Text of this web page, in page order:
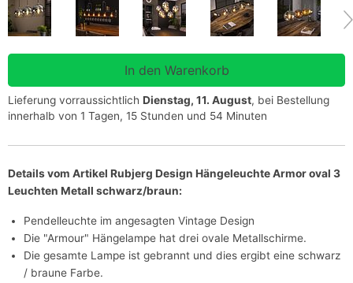
Lieferung vorraussichtlich Dienstag, 11. August, bei Bestellung
innerhalb von 1 Tagen, 15 Stunden und 54 Minuten
Details vom Artikel Rubjerg Design Hängeleuchte Armor oval 3
Leuchten Metall schwarz/braun:
Pendelleuchte im angesagten Vintage Design
Die "Armour" Hängelampe hat drei ovale Metallschirme.
Die gesamte Lampe ist gebrannt und dies ergibt eine schwarz
/ braune Farbe.